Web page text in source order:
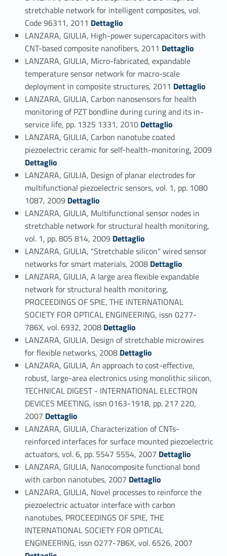
stretchable network for intelligent composites, vol.
Code 96311, 2011 Link identifier #identifier_person_158478-64
Dettaglio
LANZARA, GIULIA, High-power supercapacitors with
CNT-based composite nanofibers, 2011 Link identifier #identifier_person_53749-65
Dettaglio
LANZARA, GIULIA, Micro-fabricated, expandable
temperature sensor network for macro-scale
deployment in composite structures, 2011 Link identifier #identifier_person_151956-66
Dettaglio
LANZARA, GIULIA, Carbon nanosensors for health
monitoring of PZT bondline during curing and its in-
service life, pp. 1325 1331, 2010Link identifier #identifier_person_56808-67
Dettaglio
LANZARA, GIULIA, Carbon nanotube coated
piezoelectric ceramic for self-health-monitoring, 2009
Link identifier #identifier_person_178807-68
Dettaglio
LANZARA, GIULIA, Design of planar electrodes for
multifunctional piezoelectric sensors, vol. 1, pp. 1080
1087, 2009 Link identifier #identifier_person_77514-69
Dettaglio
LANZARA, GIULIA, Multifunctional sensor nodes in
stretchable network for structural health monitoring,
vol. 1, pp. 805 814, 2009 Link identifier #identifier_person_124130-70
Dettaglio
LANZARA, GIULIA, "Stretchable silicon" wired sensor
networks for smart materials, 2008 Link identifier #identifier_person_115709-71
Dettaglio
LANZARA, GIULIA, A large area flexible expandable
network for structural health monitoring,
PROCEEDINGS OF SPIE, THE INTERNATIONAL
SOCIETY FOR OPTICAL ENGINEERING, issn 0277-
786X, vol. 6932, 2008 Link identifier #identifier_person_56625-72
Dettaglio
LANZARA, GIULIA, Design of stretchable microwires
for flexible networks, 2008 Link identifier #identifier_person_101302-73
Dettaglio
LANZARA, GIULIA, An approach to cost-effective,
robust, large-area electronics using monolithic silicon,
TECHNICAL DIGEST - INTERNATIONAL ELECTRON
DEVICES MEETING, issn 0163-1918, pp. 217 220,
2007 Link identifier #identifier_person_124768-74
Dettaglio
LANZARA, GIULIA, Characterization of CNTs-
reinforced interfaces for surface mounted piezoelectric
actuators, vol. 6, pp. 5547 5554, 2007 Link identifier #identifier_person_197259-75
Dettaglio
LANZARA, GIULIA, Nanocomposite functional bond
with carbon nanotubes, 2007 Link identifier #identifier_person_79302-76
Dettaglio
LANZARA, GIULIA, Novel processes to reinforce the
piezoelectric actuator interface with carbon
nanotubes, PROCEEDINGS OF SPIE, THE
INTERNATIONAL SOCIETY FOR OPTICAL
ENGINEERING, issn 0277-786X, vol. 6526, 2007